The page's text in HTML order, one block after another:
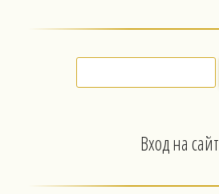
Вход на сайт